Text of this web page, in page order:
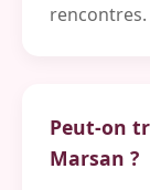
rencontres.
Peut-on
Marsan ?